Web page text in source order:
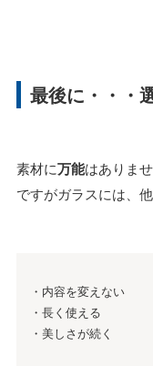
最後に・・・
素材に万能はありませ
ですがガラスには、
・内容を変えない
・長く使える
・美しさが続く